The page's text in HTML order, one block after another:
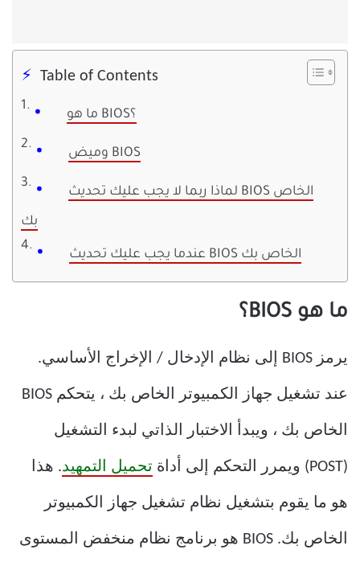
Table of Contents
ما هو BIOS؟
وميض BIOS
لماذا ربما لا يجب عليك تحديث BIOS الخاص
بك
عندما يجب عليك تحديث BIOS الخاص بك
ما هو BIOS؟
يرمز BIOS إلى نظام الإدخال / الإخراج الأساسي.
عند تشغيل جهاز الكمبيوتر الخاص بك ، يتحكم BIOS
الخاص بك ، ويبدأ الاختبار الذاتي لبدء التشغيل
(POST) ويمرر التحكم إلى أداة تحميل التمهيد. هذا
هو ما يقوم بتشغيل نظام تشغيل جهاز الكمبيوتر
الخاص بك. BIOS هو برنامج نظام منخفض المستوى